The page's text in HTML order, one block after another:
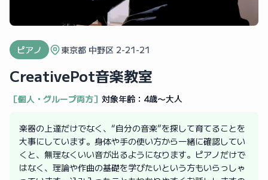
ピアノ 東京都 中野区 2-21-21
CreativePot音楽教室
［個人・グループ両方］ 対象年齢： 4歳〜大人
楽器の上達だけでなく、“自分の音楽”を探して育てることを
大事にしています。身体や手の使い方から一緒に確認してい
くと、無理なくいい音が出るようになります。ピアノだけで
はなく、理論や作曲の基礎を学びたいという方もいらっしゃ